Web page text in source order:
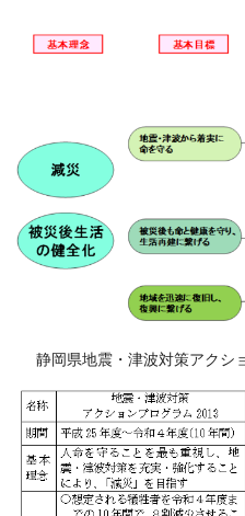
静岡県地震・津波対策アクシ